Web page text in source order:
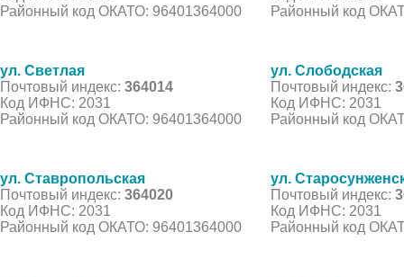
Районный код ОКАТО: 96401364000
Районный код
ул. Светлая
Почтовый индекс: 364014
Код ИФНС: 2031
Районный код ОКАТО: 96401364000
ул. Слободская
Почтовый индекс:
Код ИФНС: 2031
Районный код
ул. Ставропольская
Почтовый индекс: 364020
Код ИФНС: 2031
Районный код ОКАТО: 96401364000
ул.
Почтовый индекс:
Код ИФНС: 2031
Районный код